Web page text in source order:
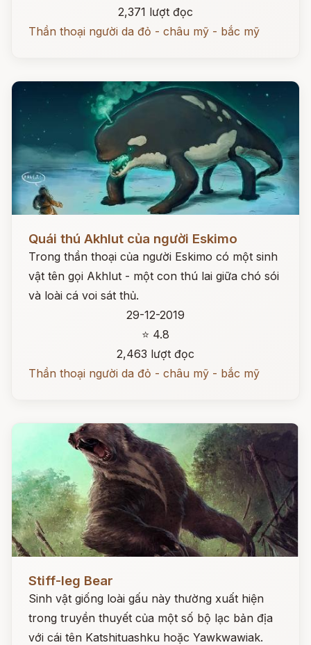
2,371 lượt đọc
Thần thoại người da đỏ - châu mỹ - bắc mỹ
Quái thú Akhlut của người Eskimo
Trong thần thoại của người Eskimo có một sinh
vật tên gọi Akhlut - một con thú lai giữa chó sói
và loài cá voi sát thủ.
29-12-2019
⭐ 4.8
2,463 lượt đọc
Thần thoại người da đỏ - châu mỹ - bắc mỹ
Stiff-leg Bear
Sinh vật giống loài gấu này thường xuất hiện
trong truyền thuyết của một số bộ lạc bản địa
với cái tên Katshituashku hoặc Yawkwawiak.